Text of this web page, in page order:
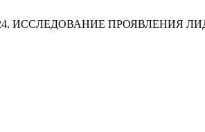
2024. ИССЛЕДОВАНИЕ